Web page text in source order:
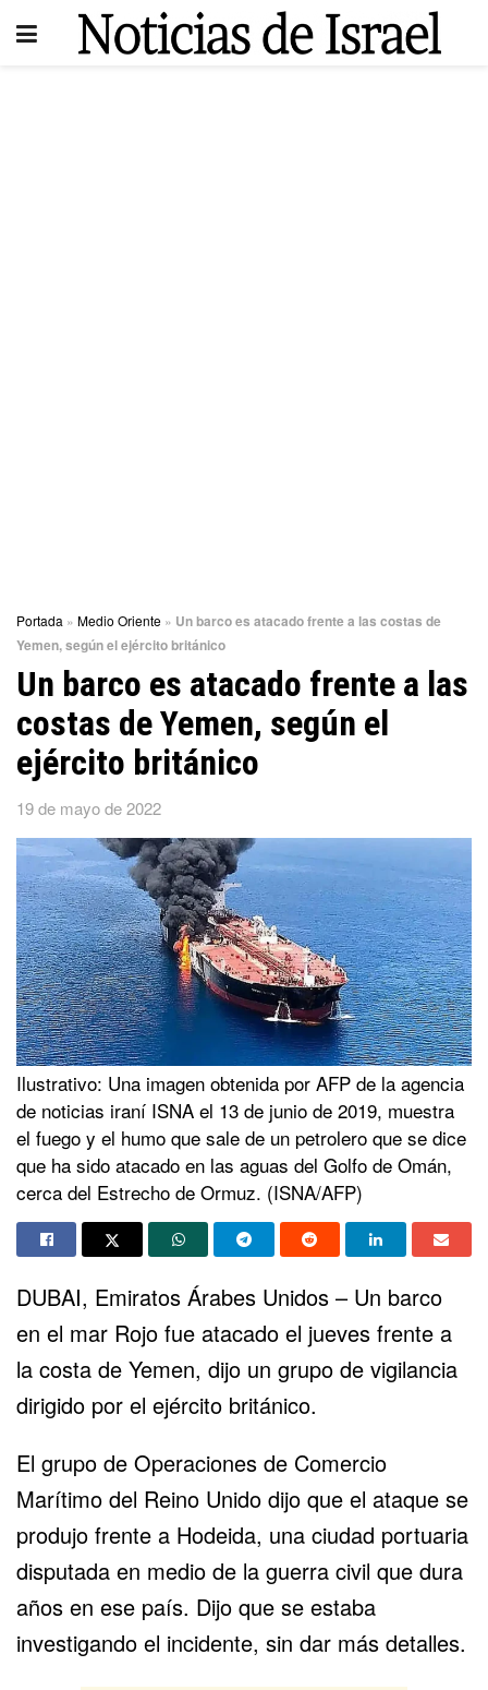
Portada » Medio Oriente » Un barco es atacado frente a las costas de
Yemen, según el ejército británico
Un barco es atacado frente a las
costas de Yemen, según el
ejército británico
19 de mayo de 2022
Ilustrativo: Una imagen obtenida por AFP de la agencia
de noticias iraní ISNA el 13 de junio de 2019, muestra
el fuego y el humo que sale de un petrolero que se dice
que ha sido atacado en las aguas del Golfo de Omán,
cerca del Estrecho de Ormuz. (ISNA/AFP)
DUBAI, Emiratos Árabes Unidos – Un barco
en el mar Rojo fue atacado el jueves frente a
la costa de Yemen, dijo un grupo de vigilancia
dirigido por el ejército británico.
El grupo de Operaciones de Comercio
Marítimo del Reino Unido dijo que el ataque se
produjo frente a Hodeida, una ciudad portuaria
disputada en medio de la guerra civil que dura
años en ese país. Dijo que se estaba
investigando el incidente, sin dar más detalles.